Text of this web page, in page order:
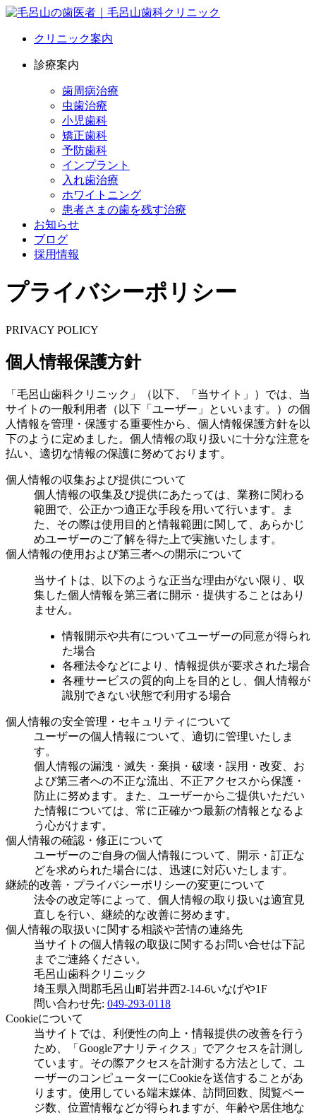
クリニック案内
診療案内
歯周病治療
虫歯治療
小児歯科
矯正歯科
予防歯科
インプラント
入れ歯治療
ホワイトニング
患者さまの歯を残す治療
お知らせ
ブログ
採用情報
プライバシーポリシー
PRIVACY POLICY
個人情報保護方針
「毛呂山歯科クリニック」（以下、「当サイト」）では、当
サイトの一般利用者（以下「ユーザー」といいます。）の個
人情報を管理・保護する重要性から、個人情報保護方針を以
下のように定めました。個人情報の取り扱いに十分な注意を
払い、適切な情報の保護に努めております。
個人情報の収集および提供について
個人情報の収集及び提供にあたっては、業務に関わる
範囲で、公正かつ適正な手段を用いて行います。ま
た、その際は使用目的と情報範囲に関して、あらかじ
めユーザーのご了解を得た上で実施いたします。
個人情報の使用および第三者への開示について
当サイトは、以下のような正当な理由がない限り、収
集した個人情報を第三者に開示・提供することはあり
ません。
情報開示や共有についてユーザーの同意が得られ
た場合
各種法令などにより、情報提供が要求された場合
各種サービスの質的向上を目的とし、個人情報が
識別できない状態で利用する場合
個人情報の安全管理・セキュリティについて
ユーザーの個人情報について、適切に管理いたしま
す。
個人情報の漏洩・滅失・棄損・破壊・誤用・改変、お
よび第三者への不正な流出、不正アクセスから保護・
防止に努めます。また、ユーザーからご提供いただい
た情報については、常に正確かつ最新の情報となるよ
う心がけます。
個人情報の確認・修正について
ユーザーのご自身の個人情報について、開示・訂正な
どを求められた場合には、迅速に対応いたします。
継続的改善・プライバシーポリシーの変更について
法令の改定等によって、個人情報の取り扱いは適宜見
直しを行い、継続的な改善に努めます。
個人情報の取扱いに関する相談や苦情の連絡先
当サイトの個人情報の取扱に関するお問い合せは下記
までご連絡ください。
毛呂山歯科クリニック
埼玉県入間郡毛呂山町岩井西2-14-6いなげや1F
問い合わせ先: 049-293-0118
Cookieについて
当サイトでは、利便性の向上・情報提供の改善を行う
ため、「Googleアナリティクス」でアクセスを計測し
ています。その際アクセスを計測する方法として、ユ
ーザーのコンピューターにCookieを送信することがあ
ります。使用している端末媒体、訪問回数、閲覧ペー
ジ数、位置情報などが得られますが、年齢や居住地な